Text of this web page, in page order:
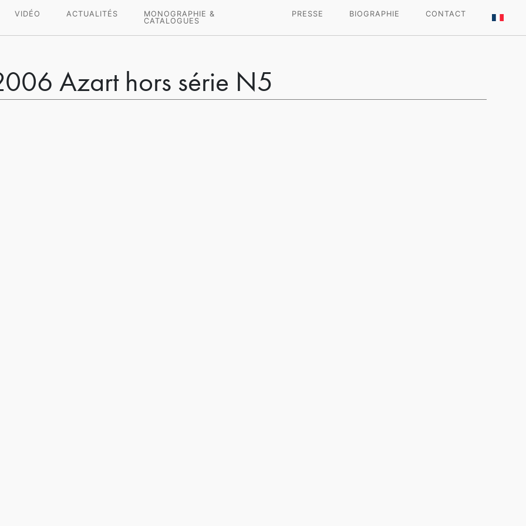
VIDÉO ACTUALITÉS
MONOGRAPHIE &
CATALOGUES
PRESSE BIOGRAPHIE CONTACT
Azart hors série N5